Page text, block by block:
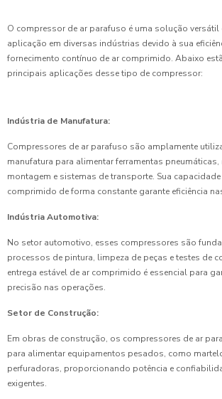
O compressor de ar parafuso é uma solução versátil
aplicação em diversas indústrias devido à sua
fornecimento contínuo de ar comprimido. Abaixo
principais aplicações desse tipo de compressor:
Indústria de Manufatura:
Compressores de ar parafuso são amplamente
manufatura para alimentar ferramentas
montagem e sistemas de transporte. Sua
comprimido de forma constante garante eficiência
Indústria Automotiva:
No setor automotivo, esses compressores são
processos de pintura, limpeza de peças e testes de
entrega estável de ar comprimido é essencial para
precisão nas operações.
Setor de Construção:
Em obras de construção, os compressores de ar
para alimentar equipamentos pesados, como
perfuradoras, proporcionando potência e
exigentes.